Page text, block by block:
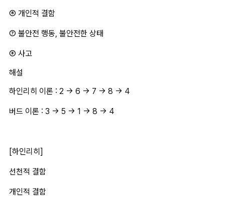
⑥ 개인적 결함
⑦ 불안전 행동, 불안전한 상태
⑧ 사고
해설
하인리히 이론 : 2 → 6 → 7 → 8 → 4
버드 이론 : 3 → 5 → 1 → 8 → 4
[하인리히]
선천적 결함
개인적 결함